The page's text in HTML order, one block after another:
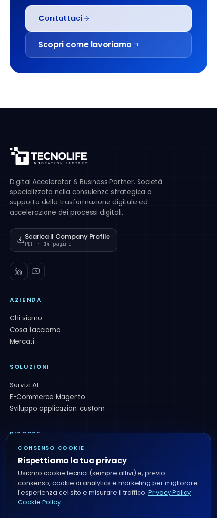
Contattaci
Scopri come lavoriamo
Digital Accelerator & Business Partner. Società
specializzata nella consulenza strategica a
supporto della trasformazione digitale ed
accelerazione dei processi digitali.
Scarica il Company Profile
PDF · 14 pagine
AZIENDA
Chi siamo
Cosa facciamo
Mercati
SOLUZIONI
Servizi AI
E-Commerce Magento
Sviluppo applicazioni custom
RISORSE
Ci hanno scelto
Lavora con noi
Blog
Contatti
CONSENSO COOKIE
Rispettiamo la tua privacy
Usiamo cookie tecnici (sempre attivi) e, previo
consenso, cookie di analytics e marketing per migliorare
l'esperienza del sito e misurare il traffico. Privacy Policy ·
Cookie Policy